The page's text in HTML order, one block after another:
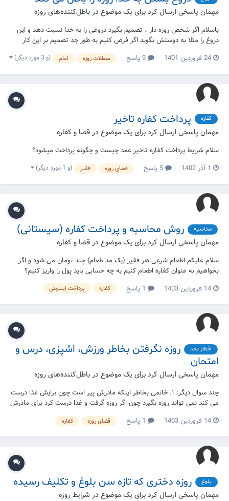
مهمان پاسخی ارسال کرد برای یک موضوع در باطل‌کننده‌های روزه
باسلام اگر شخص روزه دار ، تصمیم بگیرد دروغی را به خدا نسبت دهد و این
دروغ را مثلا به دوستش بگوید اگر فرض کنیم به طور جد تصمیم بر این کار
گرفت و سمت این کار رفت ولی قبل از گفتن دروغ پشیمان شد و نگفت آیا
روزه آن روز باطل است؟
24 فروردین 1401 مبطلات روزه امام (و 3 مورد دیگر)
کفاره پرداخت کفاره تاخیر
مهمان پاسخی ارسال کرد برای یک موضوع در قضا و کفاره
سلام شرایط پرداخت کفاره تاخیر عمد چیست و چگونه پرداخت میشود؟
1 آذر 1402
قضای روزه فقیر (و 1 مورد دیگر)
محاسبه روش محاسبه و پرداخت کفاره (سیستانی)
مهمان پاسخی ارسال کرد برای یک موضوع در قضا و کفاره
سلام علیکم اطعام شرعی هر فقير (یک مد طعام) چند تومان می شود و اگر
بخواهیم به عنوان کفاره اطعام کنیم به چه حسابی باید پول را واریز کنیم؟
14 فروردین 1403
کفاره پرداخت اینترنتی
افطار عمد
روزه نگرفتن بخاطر ورزش، اشپزی، درس و
امتحان
مهمان پاسخی ارسال کرد برای یک موضوع درباطل‌کننده‌های روزه
چند سوال دیگر: ۱. خانمی بخاطر اینکه مادرش پیر است چون برایش غذا درست
می کند نمی تواند روزه بگیرد چون اگر روزه گرفت و غذا درست کرد برای مادرش
۲۰ ساله بجهت رفتن به باشگاه بدنسازی بخاطر پارانتز...14 فروردین 1403 قضای روزه کفاره
بلوغ روزه دختری که تازه سن بلوغ و تکلیف رسیده
مهمان پاسخی ارسال کرد برای یک موضوع در شرایط روزه